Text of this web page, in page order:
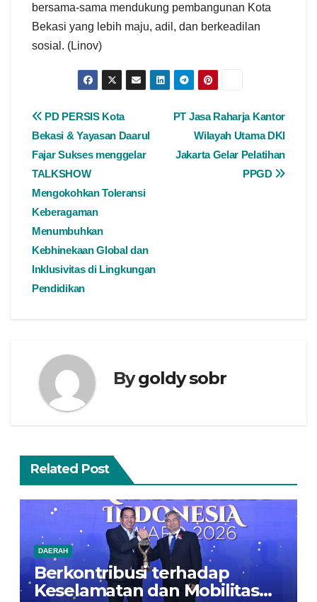
bersama-sama mendukung pembangunan Kota
Bekasi yang lebih maju, adil, dan berkeadilan
sosial. (Linov)
PT Jasa Raharja Kantor
Wilayah Utama DKI
Jakarta Gelar Pelatihan
PPGD
PD PERSIS Kota
Bekasi & Yayasan Daarul
Fajar Sukses menggelar
TALKSHOW
Mengokohkan Toleransi
Keberagaman
Menumbuhkan
Kebhinekaan Global dan
Inklusivitas di Lingkungan
Pendidikan
Bygoldy sobr
Related Post
DAERAH
Berkontribusi terhadap
Keselamatan dan Mobilitas